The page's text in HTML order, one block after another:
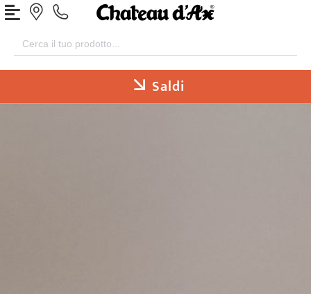
Search
for:
Saldi